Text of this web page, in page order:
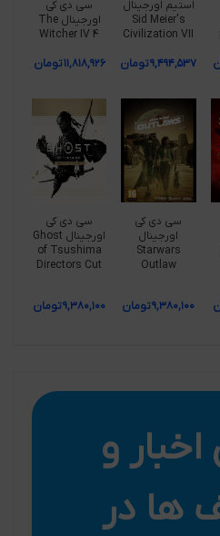
استیم اورجینال
Sid Meier's
Civilization VII
۹,۴۹۴,۵۳۷تومان
سی دی کی
اورجینال The
Witcher IV 4
۱۱,۸۱۸,۹۲۶تومان
سی دی کی
اورجینال
Starwars
Outlaw
۹,۳۸۰,۱۰۰تومان
سی دی کی
اورجینال Ghost
of Tsushima
Directors Cut
۹,۳۸۰,۱۰۰تومان
و
ها در